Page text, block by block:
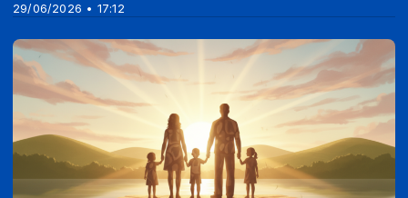
29/06/2026 • 17:12